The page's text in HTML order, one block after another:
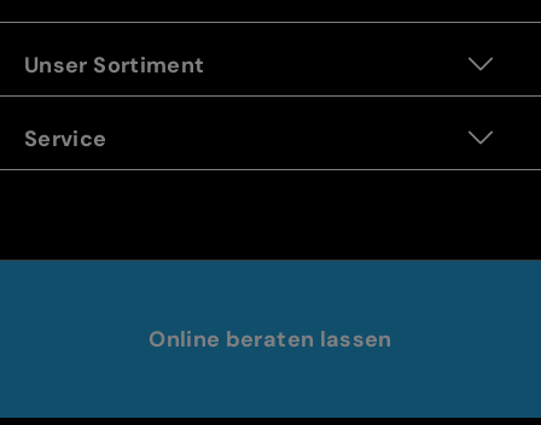
Unser Sortiment
Service
Online beraten lassen